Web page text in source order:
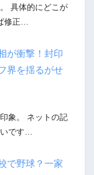
具体的にどこが
修正…
が衝撃！封印
界を揺るがせ
象。 ネットの記
です…
で野球？一家